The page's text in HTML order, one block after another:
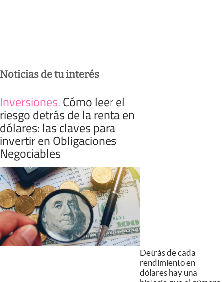
Noticias de tu interés
Inversiones.Cómo leer el
riesgo detrás de la renta en
dólares: las claves para
invertir en Obligaciones
Negociables
Detrás de cada
rendimiento en
dólares hay una